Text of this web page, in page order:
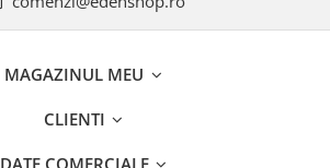
MAGAZINUL MEU
CLIENTI